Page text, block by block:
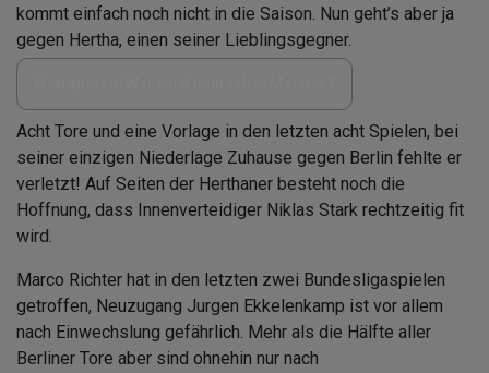
kommt einfach noch nicht in die Saison. Nun geht’s aber ja
gegen Hertha, einen seiner Lieblingsgegner.
Acht Tore und eine Vorlage in den letzten acht Spielen, bei
seiner einzigen Niederlage Zuhause gegen Berlin fehlte er
verletzt! Auf Seiten der Herthaner besteht noch die
Hoffnung, dass Innenverteidiger Niklas Stark rechtzeitig fit
wird.
Marco Richter hat in den letzten zwei Bundesligaspielen
getroffen, Neuzugang Jurgen Ekkelenkamp ist vor allem
nach Einwechslung gefährlich. Mehr als die Hälfte aller
Berliner Tore aber sind ohnehin nur nach